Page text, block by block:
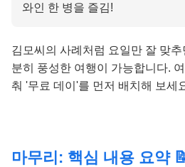
와인 한 병을 즐김!
김모씨의 사례처럼 요일만 잘 맞
분히 풍성한 여행이 가능합니다.
춰 '무료 데이'를 먼저 배치해 보세
마무리: 핵심 내용 요약